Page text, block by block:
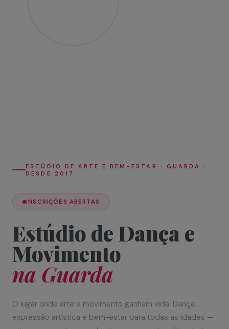
ESTÚDIO DE ARTE E BEM-ESTAR · GUARDA ·
DESDE 2017
INSCRIÇÕES ABERTAS
Estúdio de Dança e
Movimento
na Guarda
O lugar onde arte e movimento ganham vida. Dança,
expressão artística e bem-estar para todas as idades —